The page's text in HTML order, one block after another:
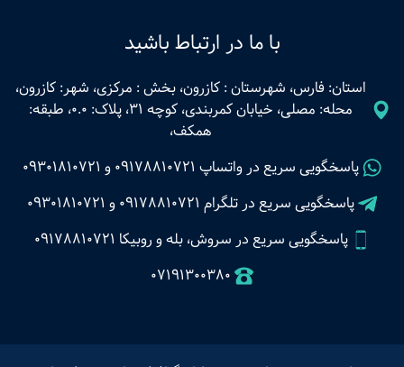
با ما در ارتباط باشید
استان: فارس، شهرستان : کازرون، بخش : مرکزی، شهر: کازرون،
محله: مصلی، خیابان کمربندی، کوچه 31، پلاک: 0.0، طبقه:
همکف،
پاسخگویی سریع در واتساپ 09178810721 و 09301810721
پاسخگویی سریع در تلگرام 09178810721 و 09301810721
پاسخگویی سریع در سروش، بله و روبیکا 09178810721
07191300380